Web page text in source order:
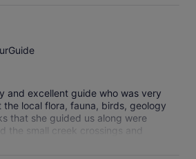
and excellent guide who was very
local flora, fauna, birds, geology
that she guided us along were
the small creek crossings and